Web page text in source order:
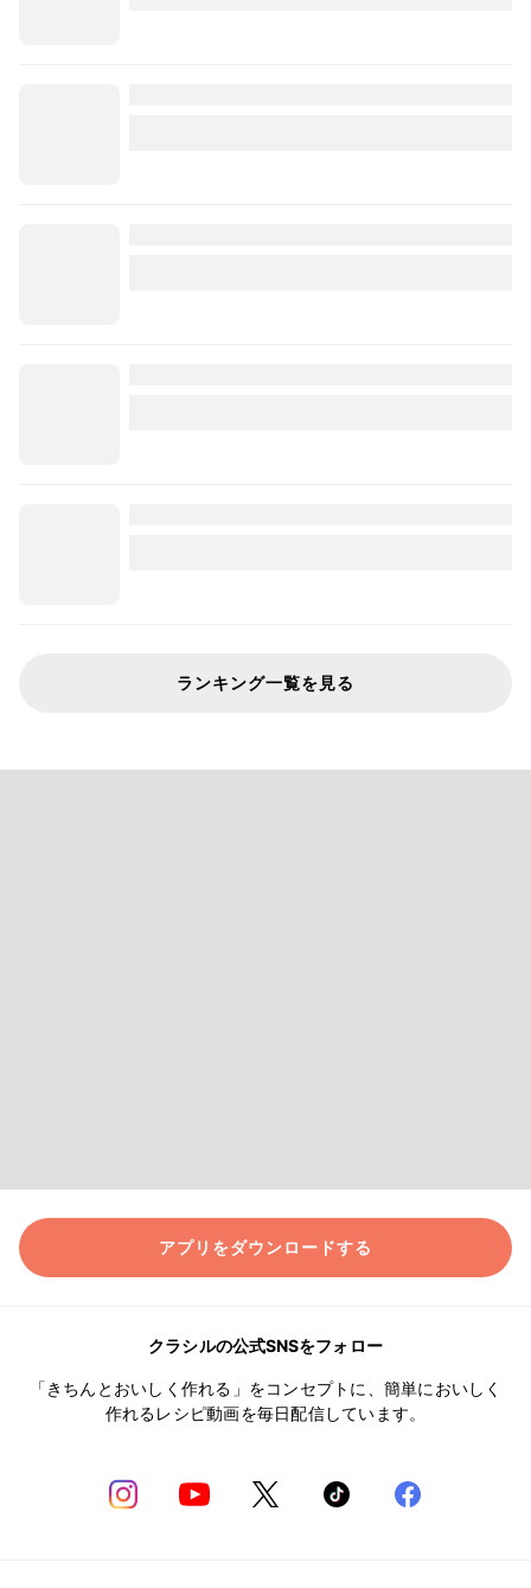
ランキング一覧を見る
アプリをダウンロードする
クラシルの公式SNSをフォロー
「きちんとおいしく作れる」をコンセプトに、簡単においしく
作れるレシピ動画を毎日配信しています。